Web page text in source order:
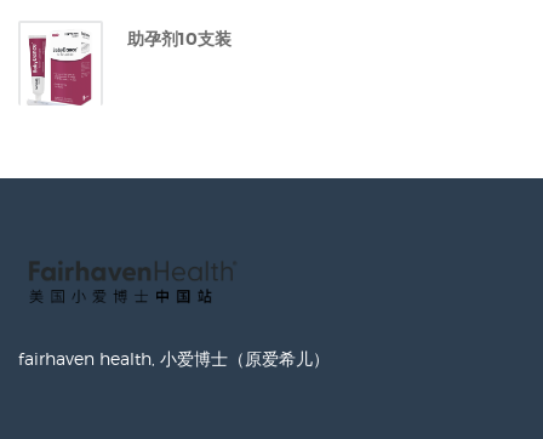
助孕剂10支装
fairhaven health, 小爱博士（原爱希儿）